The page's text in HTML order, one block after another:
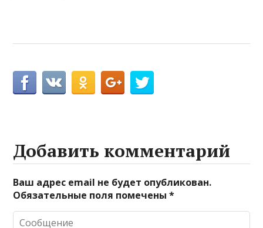
Добавить комментарий
Ваш адрес email не будет опубликован.
Обязательные поля помечены*